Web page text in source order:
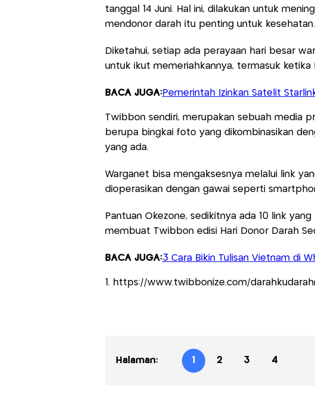
tanggal 14 Juni. Hal ini, dilakukan untuk
mendonor darah itu penting untuk kesehatan.
Diketahui, setiap ada perayaan hari besar
untuk ikut memeriahkannya, termasuk ketika
BACA JUGA:Pemerintah Izinkan Satelit
Twibbon sendiri, merupakan sebuah media
berupa bingkai foto yang dikombinasikan
yang ada.
Warganet bisa mengaksesnya melalui link
dioperasikan dengan gawai seperti
Pantuan Okezone, sedikitnya ada 10 link
membuat Twibbon edisi Hari Donor Darah
BACA JUGA:3 Cara Bikin Tulisan Vietnam di
1. https://www.twibbonize.com/
Halaman: 1 2 3 4